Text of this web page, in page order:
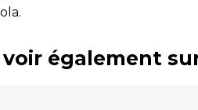
voir également